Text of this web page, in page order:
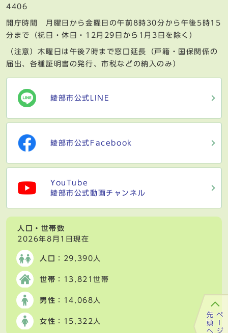
4406
開庁時間 月曜日から金曜日の午前8時30分から午後5時15
分まで（祝日・休日・12月29日から1月3日を除く）
（注意）木曜日は午後7時まで窓口延長（戸籍・国保関係の
届出、各種証明書の発行、市税などの納入のみ）
綾部市公式LINE
綾部市公式Facebook
YouTube
綾部市公式動画チャンネル
人口・世帯数
2026年8月1日現在
人口 ：29,390人
世帯 ：13,821世帯
男性 ：14,068人
女性 ：15,322人